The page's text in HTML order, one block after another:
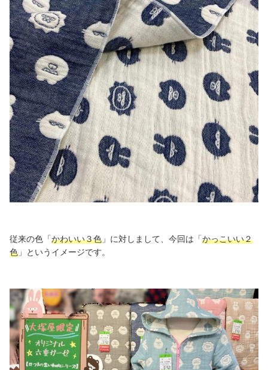
従来の色「かわいい３色 」に対しまして、今回は「かっこいい２
色 」というイメージです。